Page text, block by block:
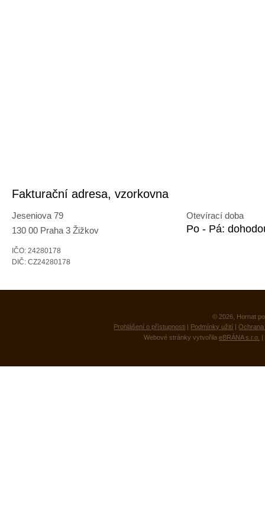
Fakturační adresa, vzorkovna
Jeseniova 79
130 00 Praha 3 Žižkov
IČO: 24280178
DIČ: CZ24280178
Otevírací doba
Po - Pá:
© 2026, Hornat
Prohlášení o přístupnosti | Podmínky užití |
Webové stránky vytvořila eBRÁNA s.r.o. |